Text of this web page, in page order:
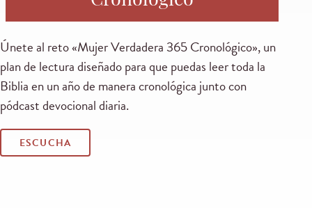
Únete al reto «Mujer Verdadera 365 Cronológico», un
plan de lectura diseñado para que puedas leer toda la
Biblia en un año de manera cronológica junto con
pódcast devocional diaria.
ESCUCHA